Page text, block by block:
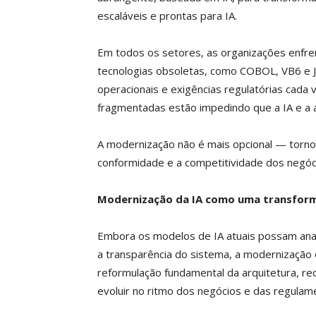
escaláveis ​​e prontas para IA.
Em todos os setores, as organizações
tecnologias obsoletas, como COBOL, VB6
operacionais e exigências regulatórias
fragmentadas estão impedindo que a IA e a
A modernização não é mais opcional —
conformidade e a competitividade dos
Modernização da IA como uma
Embora os modelos de IA atuais possam
a transparência do sistema, a
reformulação fundamental da arquitetura,
evoluir no ritmo dos negócios e das